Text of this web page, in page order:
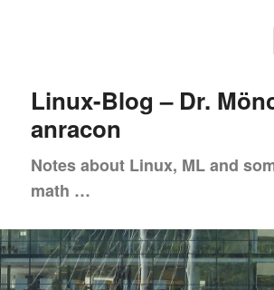
content
contentLinux-Blog – Dr.
anracon
Notes about Linux, ML and
math …